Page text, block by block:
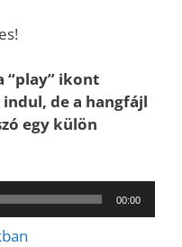
“play” ikont
de a hangfájl
egy külön
00:00